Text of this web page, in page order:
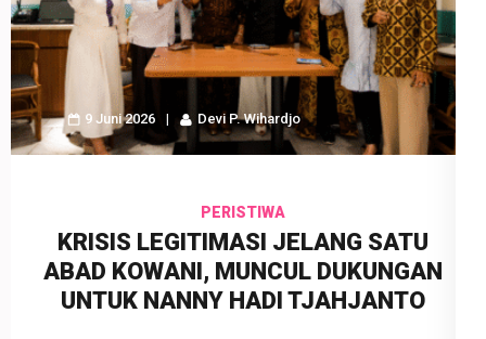
9 Juni 2026 Devi P. Wihardjo
PERISTIWA
KRISIS LEGITIMASI JELANG SATU
ABAD KOWANI, MUNCUL DUKUNGAN
UNTUK NANNY HADI TJAHJANTO